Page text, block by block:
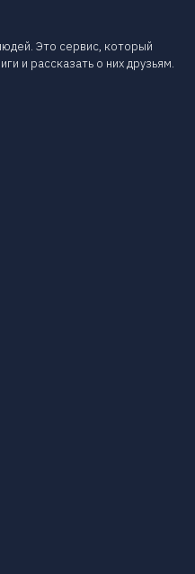
Это сервис, который
и рассказать о них друзьям.